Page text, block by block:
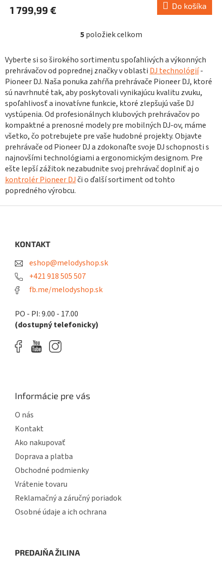
1 799,99 € Do košíka
O
l
á
d
a
c
i
e
p
r
v
k
y
v
ý
s
5položiek celkom
Vyberte si so širokého sortimentu spoľahlivých a výkonných
prehrávačov od poprednej značky v oblasti DJ technológií-
Pioneer DJ. Naša ponuka zahŕňa prehrávače Pioneer DJ, ktoré
sú navrhnuté tak, aby poskytovali vynikajúcu kvalitu zvuku,
spoľahlivosť a inovatívne funkcie, ktoré zlepšujú vaše DJ
vystúpenia. Od profesionálnych klubových prehrávačov po
kompaktné a prenosné modely pre mobilných DJ-ov, máme
všetko, čo potrebujete pre vaše hudobné projekty. Objavte
prehrávače od Pioneer DJ a zdokonaľte svoje DJ schopnosti s
najnovšími technológiami a ergonomickým designom. Pre
ešte lepší zážitok nezabudnite svoj prehrávač doplniť aj o
kontrolér Pioneer DJči o ďalší sortiment od tohto
popredného výrobcu.
KONTAKT
eshop@melodyshop.sk
+421 918 505 507
fb.me/melodyshop.sk
PO - PI: 9.00 - 17.00
(dostupný telefonicky)
Informácie pre vás
O nás
Kontakt
Ako nakupovať
Doprava a platba
Obchodné podmienky
Vrátenie tovaru
Reklamačný a záručný poriadok
Osobné údaje a ich ochrana
PREDAJŇA ŽILINA